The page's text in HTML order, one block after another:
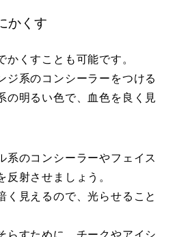
かくす
かくすことも可能です。
ジ系のコンシーラーをつける
の明るい色で、血色を良く見
系のコンシーラーやフェイス
反射させましょう。
く見えるので、光らせること
らすために、チークやアイシ